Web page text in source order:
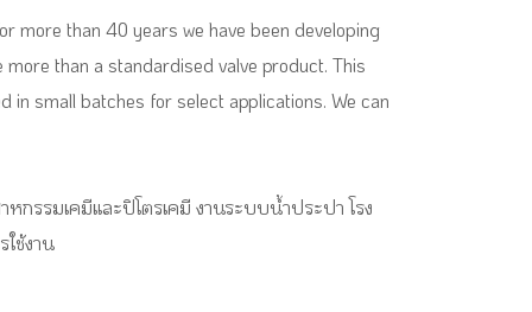
more than 40 years we have been developing
than a standardised valve product. This
in small batches for select applications. We can
กรรมเคมีและปิโตรเคมี งานระบบน้ำประปา โรง
ช้งาน